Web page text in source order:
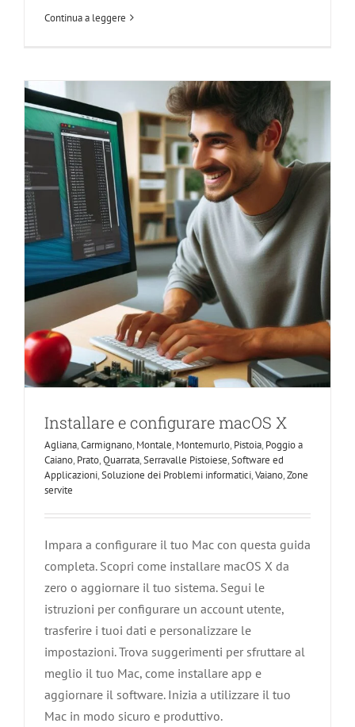
Continua a leggere
Installare e configurare macOS X
Agliana,Carmignano, Montale, Montemurlo, Pistoia, Poggio a
Caiano, Prato,Quarrata,Serravalle Pistoiese,Software ed
Applicazioni,Soluzione dei Problemi informatici,Vaiano,Zone
servite
Impara a configurare il tuo Mac con questa guida
completa. Scopri come installare macOS X da
zero o aggiornare il tuo sistema. Segui le
istruzioni per configurare un account utente,
trasferire i tuoi dati e personalizzare le
impostazioni. Trova suggerimenti per sfruttare al
meglio il tuo Mac, come installare app e
aggiornare il software. Inizia a utilizzare il tuo
Mac in modo sicuro e produttivo.
Come Installare e Configurare Linux
Ubuntu
Caiano Prato Quarrata Serravalle Pistoiese Software ed
Applicazioni Soluzione dei Problemi informatici